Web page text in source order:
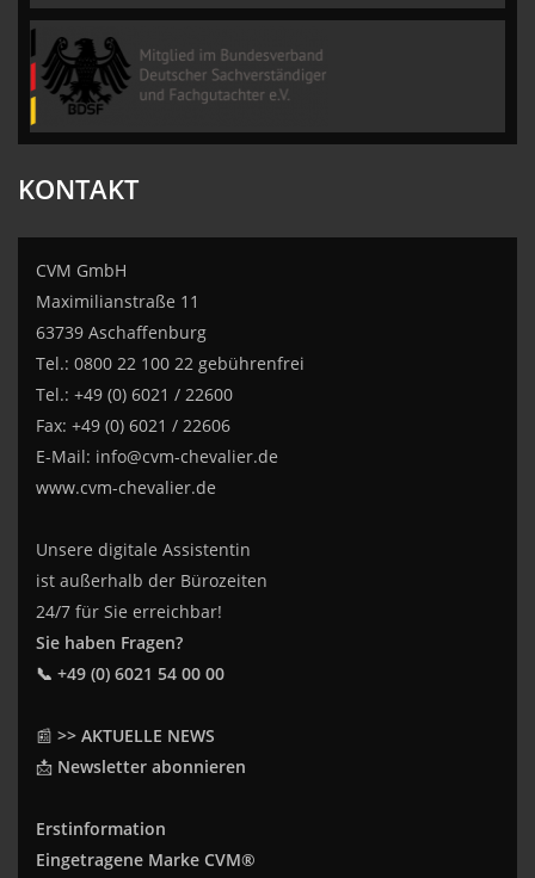
KONTAKT
CVM GmbH
Maximilianstraße 11
63739 Aschaffenburg
Tel.: 0800 22 100 22 gebührenfrei
Tel.: +49 (0) 6021 / 22600
Fax: +49 (0) 6021 / 22606
E-Mail: info@cvm-chevalier.de
www.cvm-chevalier.de
Unsere digitale Assistentin
ist außerhalb der Bürozeiten
24/7 für Sie erreichbar!
Sie haben Fragen?
📞 +49 (0) 6021 54 00 00
📰 >> AKTUELLE NEWS
📩 Newsletter abonnieren
Erstinformation
Eingetragene Marke CVM®